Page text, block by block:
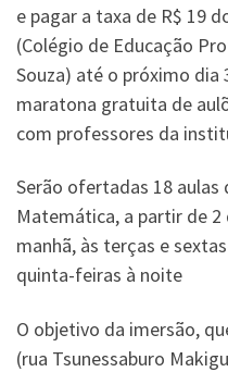
e pagar a taxa de R$ 19
(Colégio de Educação
Souza) até o próximo
maratona gratuita de
com professores da
Serão ofertadas 18 aulas
Matemática, a partir de
manhã, às terças e
quinta-feiras à noite
O objetivo da imersão,
(rua Tsunessaburo